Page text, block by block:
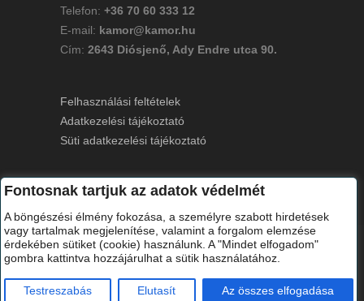
Fontosnak tartjuk az adatok védelmét
A böngészési élmény fokozása, a személyre szabott hirdetések
vagy tartalmak megjelenítése, valamint a forgalom elemzése
érdekében sütiket (cookie) használunk. A "Mindet elfogadom"
gombra kattintva hozzájárulhat a sütik használatához.
Testreszabás Elutasít Az összes elfogadása
Telefon: +36 70 60 333 12
E-mail: kamor@kamor.hu
Cím: 2643 Diósjenő, Ady Endre utca 90.
Felhasználási feltételek
Adatkezelési tájékoztató
Süti adatkezelési tájékoztató
© 2024 Minden jog fenntartva.